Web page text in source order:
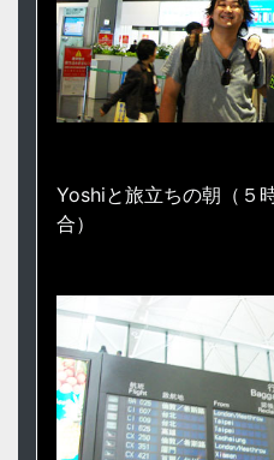
Yoshiと旅立ちの朝（５
合）